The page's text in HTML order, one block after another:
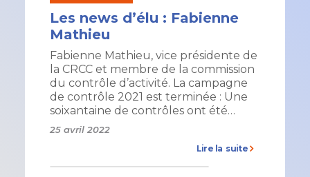
Les news d’élu : Fabienne
Mathieu
Fabienne Mathieu, vice présidente de
la CRCC et membre de la commission
du contrôle d’activité. La campagne
de contrôle 2021 est terminée : Une
soixantaine de contrôles ont été…
25 avril 2022
Lire la suite